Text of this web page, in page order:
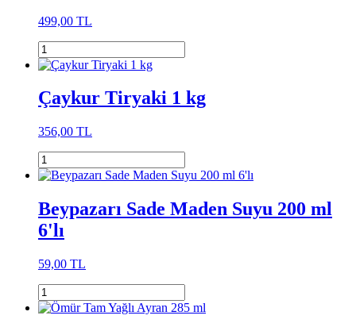
499,00 TL
Çaykur Tiryaki 1 kg
356,00 TL
Beypazarı Sade Maden Suyu 200 ml
6'lı
59,00 TL